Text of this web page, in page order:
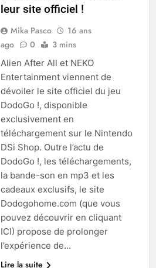
leur site officiel !
Mika Pasco
16 ans
ago
0 3 mins
Alien After All et NEKO
Entertainment viennent de
dévoiler le site officiel du jeu
DodoGo !, disponible
exclusivement en
téléchargement sur le Nintendo
DSi Shop. Outre l’actu de
DodoGo !, les téléchargements,
la bande-son en mp3 et les
cadeaux exclusifs, le site
Dodogohome.com (que vous
pouvez découvrir en cliquant
ICI) propose de prolonger
l’expérience de…
Lire la suite